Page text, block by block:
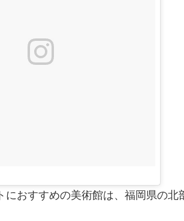
おすすめの美術館は、福岡県の北